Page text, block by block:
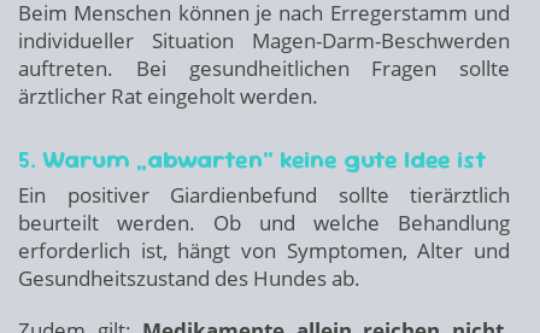
Beim Menschen können je nach Erregerstamm und
individueller Situation Magen-Darm-Beschwerden
auftreten. Bei gesundheitlichen Fragen sollte
ärztlicher Rat eingeholt werden.
5. Warum „abwarten“ keine gute Idee ist
Ein positiver Giardienbefund sollte tierärztlich
beurteilt werden. Ob und welche Behandlung
erforderlich ist, hängt von Symptomen, Alter und
Gesundheitszustand des Hundes ab.